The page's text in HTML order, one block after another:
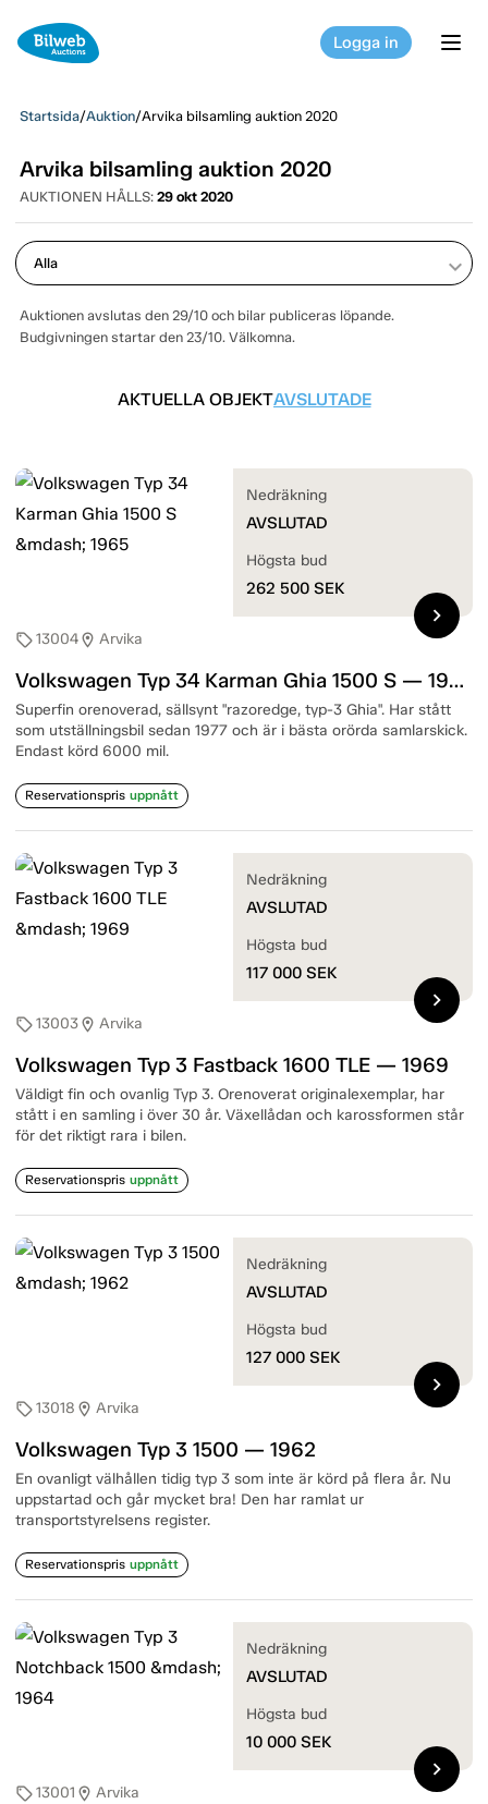
Logga in
Startsida/Auktion/Arvika bilsamling auktion 2020
Arvika bilsamling auktion 2020
AUKTIONEN HÅLLS: 29 okt 2020
keyboard_arrow_down
Auktionen avslutas den 29/10 och bilar publiceras löpande.
Budgivningen startar den 23/10. Välkomna.
AKTUELLA OBJEKTAVSLUTADE
sell13004location_on Arvika
Volkswagen Typ 34 Karman Ghia 1500 S — 1965
Superfin orenoverad, sällsynt "razoredge, typ-3 Ghia". Har stått
som utställningsbil sedan 1977 och är i bästa orörda samlarskick.
Endast körd 6000 mil.
Reservationspris uppnått
Nedräkning
AVSLUTAD
Högsta bud
262 500 SEK
chevron_right
sell13003location_on Arvika
Volkswagen Typ 3 Fastback 1600 TLE — 1969
Väldigt fin och ovanlig Typ 3. Orenoverat originalexemplar, har
stått i en samling i över 30 år. Växellådan och karossformen står
för det riktigt rara i bilen.
Reservationspris uppnått
Nedräkning
AVSLUTAD
Högsta bud
117 000 SEK
chevron_right
sell13018 location_on Arvika
Volkswagen Typ 3 1500 — 1962
En ovanligt välhållen tidig typ 3 som inte är körd på flera år. Nu
uppstartad och går mycket bra! Den har ramlat ur
transportstyrelsens register.
Reservationspris uppnått
Nedräkning
AVSLUTAD
Högsta bud
127 000 SEK
chevron_right
sell13001 location_on Arvika
Nedräkning
AVSLUTAD
Högsta bud
10 000 SEK
chevron_right